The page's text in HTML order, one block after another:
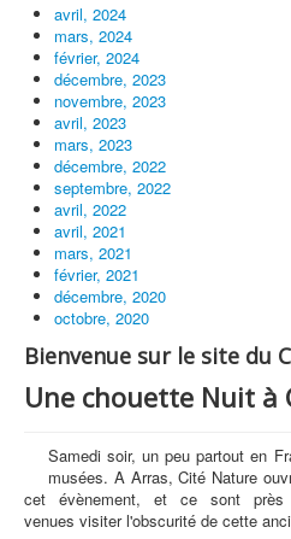
avril, 2024
mars, 2024
février, 2024
décembre, 2023
novembre, 2023
avril, 2023
mars, 2023
décembre, 2022
septembre, 2022
avril, 2022
avril, 2021
mars, 2021
février, 2021
décembre, 2020
octobre, 2020
Bienvenue sur le site du
Une chouette Nuit à
Samedi soir, un peu partout en
musées. A Arras, Cité Nature
cet évènement, et ce sont
venues visiter l'obscurité de cette